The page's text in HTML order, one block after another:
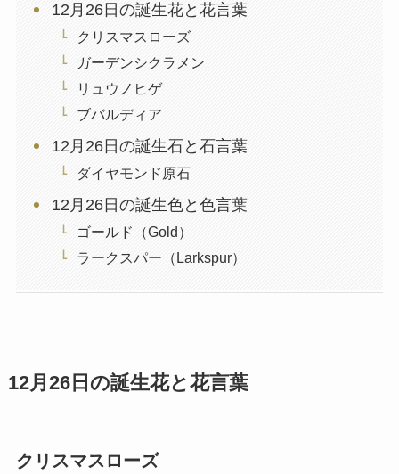
12月26日の誕生花と花言葉
クリスマスローズ
ガーデンシクラメン
リュウノヒゲ
ブバルディア
12月26日の誕生石と石言葉
ダイヤモンド原石
12月26日の誕生色と色言葉
ゴールド（Gold）
ラークスパー（Larkspur）
12月26日の誕生花と花言葉
クリスマスローズ